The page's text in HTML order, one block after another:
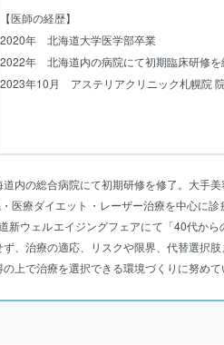
【医師の経歴】
2020年 北海道大学医学部卒業
2022年 北海道内の病院にて初期臨床研修を
2023年10月 アステリアクリニック札幌院
内の総合病院にて初期研修を修了。大手
医療ダイエット・レーザー治療を中心に
新ウェルエイジングフェアにて「40代か
、治療の適応、リスクや限界、代替選択
上で治療を選択できる環境づくりに努めて